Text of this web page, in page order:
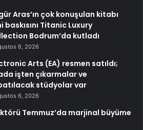
Aras’ın çok konuşulan kitabı
baskısını Titanic Luxury
Bodrum’da kutladı
6, 2026
Arts (EA) resmen satıldı;
işten çıkarmalar ve
stüdyolar var
6, 2026
Temmuz’da marjinal büyüme